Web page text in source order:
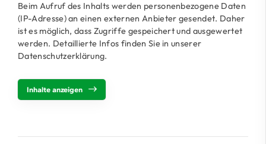
Beim Aufruf des Inhalts werden personenbezogene Daten
(IP-Adresse) an einen externen Anbieter gesendet. Daher
ist es möglich, dass Zugriffe gespeichert und ausgewertet
werden. Detaillierte Infos finden Sie in unserer
Datenschutzerklärung.
Inhalte anzeigen